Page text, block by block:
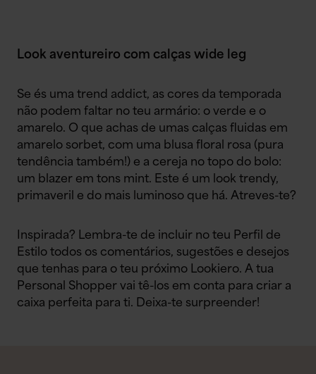
Look aventureiro com calças wide leg
Se és uma trend addict, as cores da temporada
não podem faltar no teu armário: o verde e o
amarelo. O que achas de umas calças fluidas em
amarelo sorbet, com uma blusa floral rosa (pura
tendência também!) e a cereja no topo do bolo:
um blazer em tons mint. Este é um look trendy,
primaveril e do mais luminoso que há. Atreves-te?
Inspirada? Lembra-te de incluir no teu Perfil de
Estilo todos os comentários, sugestões e desejos
que tenhas para o teu próximo Lookiero. A tua
Personal Shopper vai tê-los em conta para criar a
caixa perfeita para ti. Deixa-te surpreender!